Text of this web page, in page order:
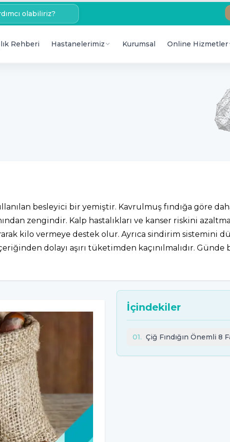
olabiliriz?
Rehberi Hastanelerimiz Kurumsal Online Hizmetler
besleyici bir yemiştir. Kavrulmuş fındığa göre
zengindir. Kalp hastalıkları ve kanser riskini
kilo vermeye destek olur. Ayrıca sindirim sistemini
dolayı aşırı tüketimden kaçınılmalıdır.
İçindekiler
01. Çiğ Fındığın Önemli 8